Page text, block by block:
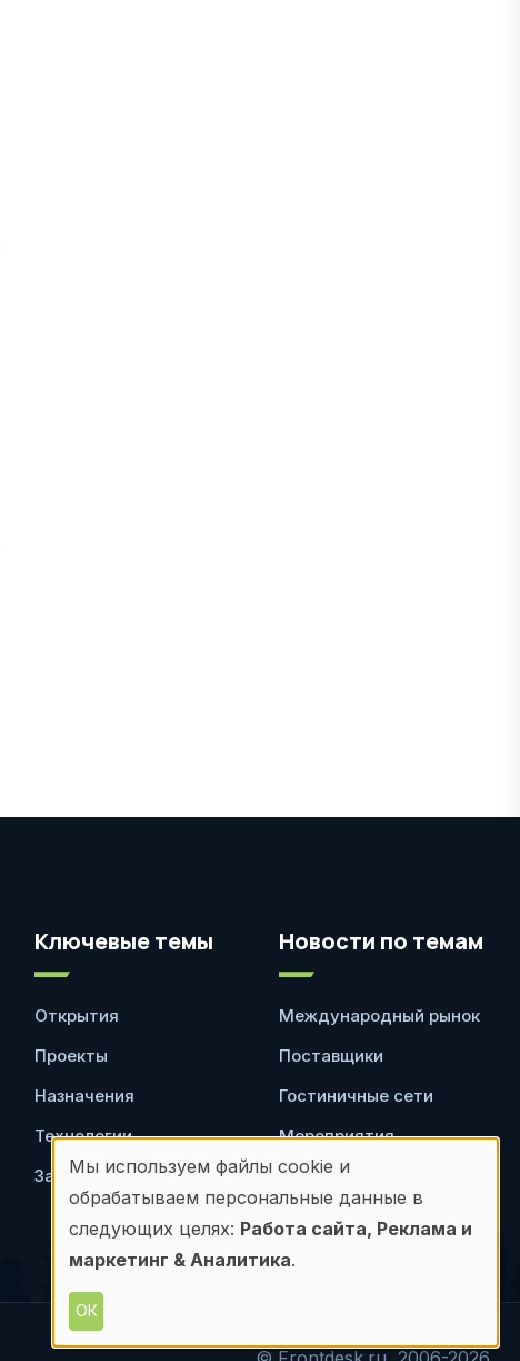
Ключевые темы
Открытия
Проекты
Назначения
Технологии
Законодательство
Новости по темам
Международный рынок
Поставщики
Гостиничные сети
Мероприятия
Ресторан
Использование
персональных
данных
и
Мы используем файлы cookie и
обрабатываем персональные данные в
следующих целях: Работа сайта, Реклама и
маркетинг & Аналитика.
ОК